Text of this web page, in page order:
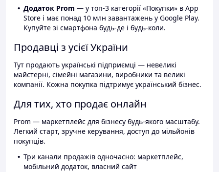
Додаток Prom — у топ-3 категорії «Покупки» в App
Store і має понад 10 млн завантажень у Google Play.
Купуйте зі смартфона будь-де і будь-коли.
Продавці з усієї України
Тут продають українські підприємці — невеликі
майстерні, сімейні магазини, виробники та великі
компанії. Кожна покупка підтримує український бізнес.
Для тих, хто продає онлайн
Prom — маркетплейс для бізнесу будь-якого масштабу.
Легкий старт, зручне керування, доступ до мільйонів
покупців.
Три канали продажів одночасно: маркетплейс,
мобільний додаток, власний сайт